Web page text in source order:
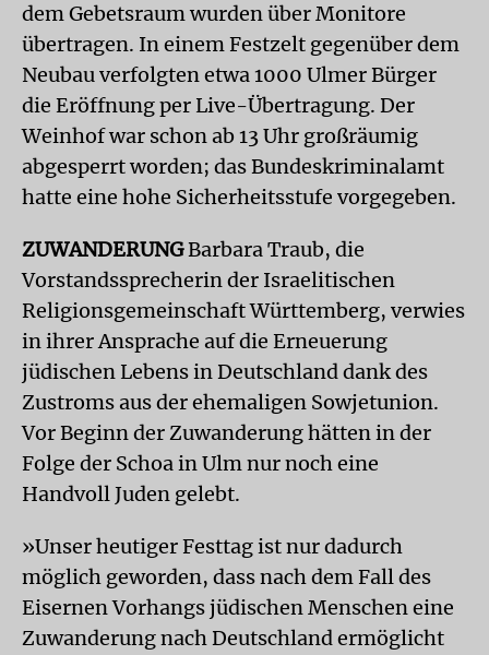
dem Gebetsraum wurden über Monitore
übertragen. In einem Festzelt gegenüber dem
Neubau verfolgten etwa 1000 Ulmer Bürger
die Eröffnung per Live-Übertragung. Der
Weinhof war schon ab 13 Uhr großräumig
abgesperrt worden; das Bundeskriminalamt
hatte eine hohe Sicherheitsstufe vorgegeben.
ZUWANDERUNGBarbara Traub, die
Vorstandssprecherin der Israelitischen
Religionsgemeinschaft Württemberg, verwies
in ihrer Ansprache auf die Erneuerung
jüdischen Lebens in Deutschland dank des
Zustroms aus der ehemaligen Sowjetunion.
Vor Beginn der Zuwanderung hätten in der
Folge der Schoa in Ulm nur noch eine
Handvoll Juden gelebt.
»Unser heutiger Festtag ist nur dadurch
möglich geworden, dass nach dem Fall des
Eisernen Vorhangs jüdischen Menschen eine
Zuwanderung nach Deutschland ermöglicht